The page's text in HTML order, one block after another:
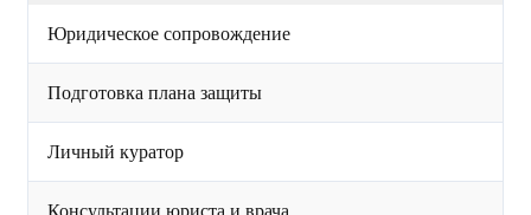
Юридическое сопровождение
Подготовка плана защиты
Личный куратор
Консультации юриста и врача